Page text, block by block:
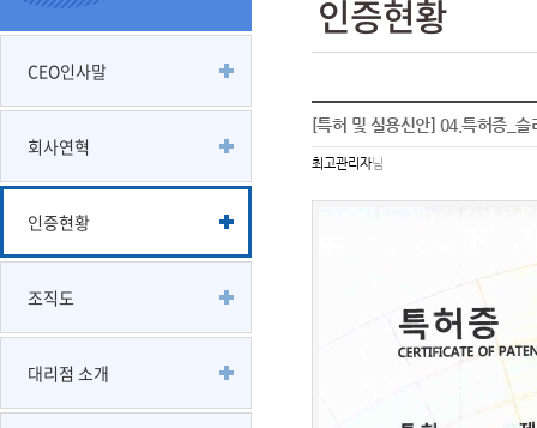
CEO인사말
회사연혁
인증현황
조직도
대리점 소개
인증현황
[특허 및 실용신안] 04.특허증_
최고관리자님